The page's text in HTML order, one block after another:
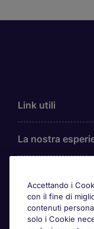
Link utili
La nostra
Accettando i
con il fine di
contenuti
solo i Cookie